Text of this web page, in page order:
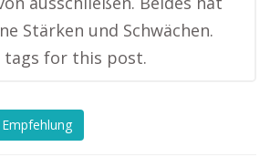
Stärken und Schwächen.
tags for this post.